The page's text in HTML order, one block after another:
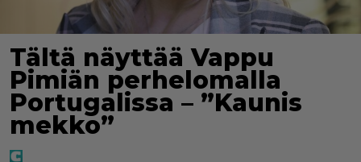
Tältä näyttää Vappu
Pimiän perhelomalla
Portugalissa – ”Kaunis
mekko”